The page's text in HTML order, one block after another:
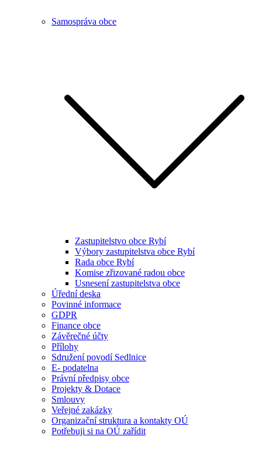
Samospráva obce
Zastupitelstvo obce Rybí
Výbory zastupitelstva obce Rybí
Rada obce Rybí
Komise zřizované radou obce
Usnesení zastupitelstva obce
Úřední deska
Povinné informace
GDPR
Finance obce
Závěrečné účty
Přílohy
Sdružení povodí Sedlnice
E- podatelna
Právní předpisy obce
Projekty & Dotace
Smlouvy
Veřejné zakázky
Organizační struktura a kontakty OÚ
Potřebuji si na OÚ zařídit